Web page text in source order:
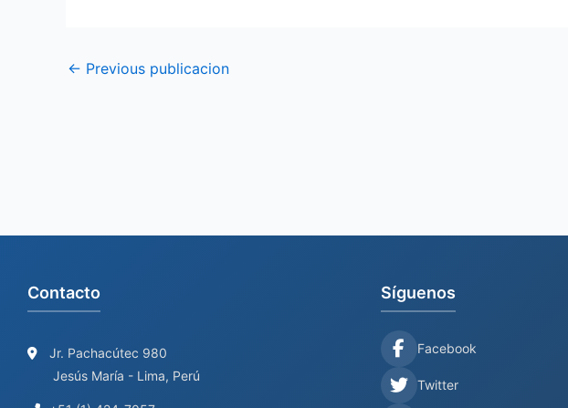
← Previous publicacion
Contacto
Jr. Pachacútec 980
Jesús María - Lima, Perú
Síguenos
Facebook
Twitter